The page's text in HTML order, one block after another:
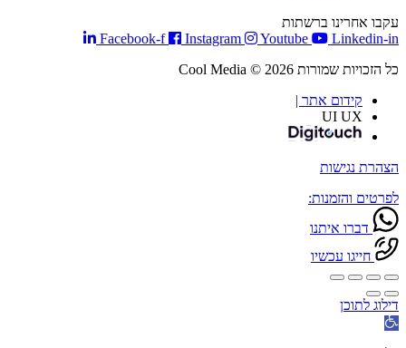
עקבו אחרינו ברשתות
Facebook-f
Instagram Youtube
Linkedin-in
כל הזכויות שמורות Cool Media © 2026
קידום אתר |
UI UX
הצהרת נגישות
לפרטים והזמנות:
דברו איתנו
חייגו עכשיו
דילוג לתוכן
פתח